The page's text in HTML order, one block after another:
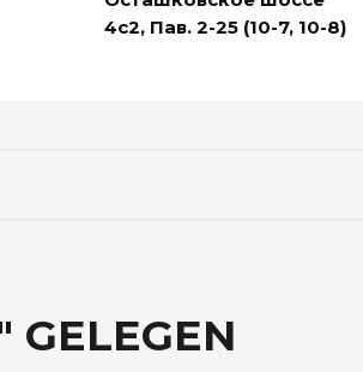
4с2, Пав. 2-25 (10-7, 10-8)